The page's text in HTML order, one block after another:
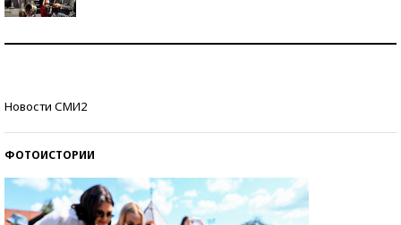
Новости СМИ2
ФОТОИСТОРИИ